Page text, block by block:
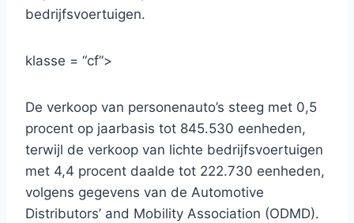
bedrijfsvoertuigen.
klasse = “cf”>
De verkoop van personenauto’s steeg met 0,5
procent op jaarbasis tot 845.530 eenheden,
terwijl de verkoop van lichte bedrijfsvoertuigen
met 4,4 procent daalde tot 222.730 eenheden,
volgens gegevens van de Automotive
Distributors’ and Mobility Association (ODMD).